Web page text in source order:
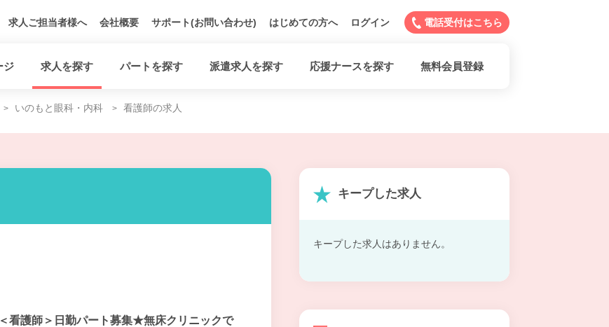
求人ご担当者様へ 会社概要 サポート(お問い合わせ) はじめての方へ ログイン 電話受付はこちら
ジ 求人を探す パートを探す 派遣求人を探す 応援ナースを探す 無料会員登録
いのもと眼科・内科 看護師の求人
＜看護師＞日勤パート募集★無床クリニックで
キープした求人
キープした求人はありません。